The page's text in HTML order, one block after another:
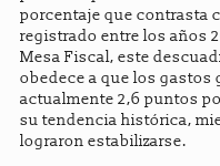
porcentaje que contrasta
registrado entre los años
Mesa Fiscal, este
obedece a que los gastos
actualmente 2,6 puntos
su tendencia histórica,
lograron estabilizarse.